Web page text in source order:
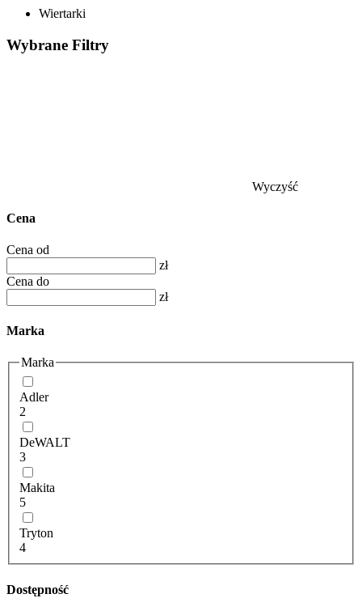
Wiertarki
Wybrane Filtry
Wyczyść
Cena
Cena od
zł
Cena do
zł
Marka
Marka
Adler
2
DeWALT
3
Makita
5
Tryton
4
Dostępność